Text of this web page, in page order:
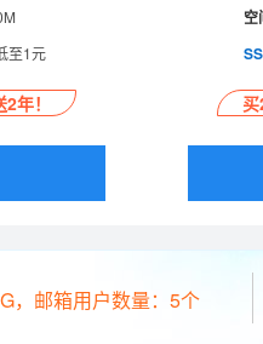
至1元
年！
空
，邮箱用户数量：5个